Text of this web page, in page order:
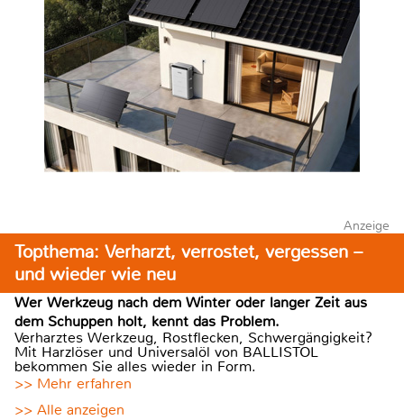
Anzeige
Topthema: Verharzt, verrostet, vergessen –
und wieder wie neu
Wer Werkzeug nach dem Winter oder langer Zeit aus
dem Schuppen holt, kennt das Problem.
Verharztes Werkzeug, Rostflecken, Schwergängigkeit?
Mit Harzlöser und Universalöl von BALLISTOL
bekommen Sie alles wieder in Form.
>> Mehr erfahren
>> Alle anzeigen